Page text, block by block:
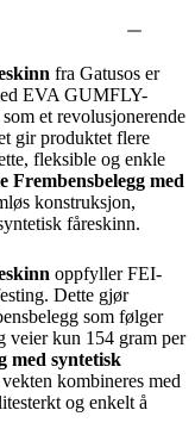
fra Gatusos er
EVA GUMFLY-
et revolusjonerende
gir produktet flere
fleksible og enkle
Frembensbelegg med
konstruksjon,
fåreskinn.
oppfyller FEI-
Dette gjør
som følger
veier kun 154 gram per
med syntetisk
kombineres med
og enkelt å